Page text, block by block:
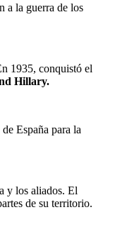
a la guerra de los
1935, conquistó el
Hillary.
España para la
y los aliados. El
de su territorio.